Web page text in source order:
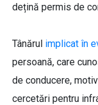
dețină permis de
Tânărul implicat în
persoană, care
de conducere,
cercetări pentru